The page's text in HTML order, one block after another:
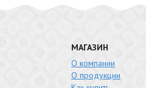
МАГАЗИН
О компании
О продукции